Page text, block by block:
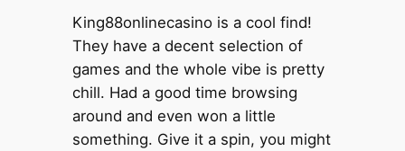
King88onlinecasino is a cool find!
They have a decent selection of
games and the whole vibe is pretty
chill. Had a good time browsing
around and even won a little
something. Give it a spin, you might